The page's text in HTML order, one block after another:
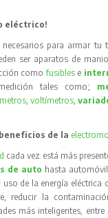
eléctrico!
para armar tu
ser aparatos de
comofusibles e
tales como;
,voltímetros ,
de la
cada vez está más
de auto hasta
uso de la energía eléctrica
reducir la
más inteligentes, entre